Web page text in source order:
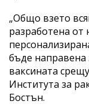
„Общо взето
разработена от
бъде направена
ваксината
Института за
Бостън.